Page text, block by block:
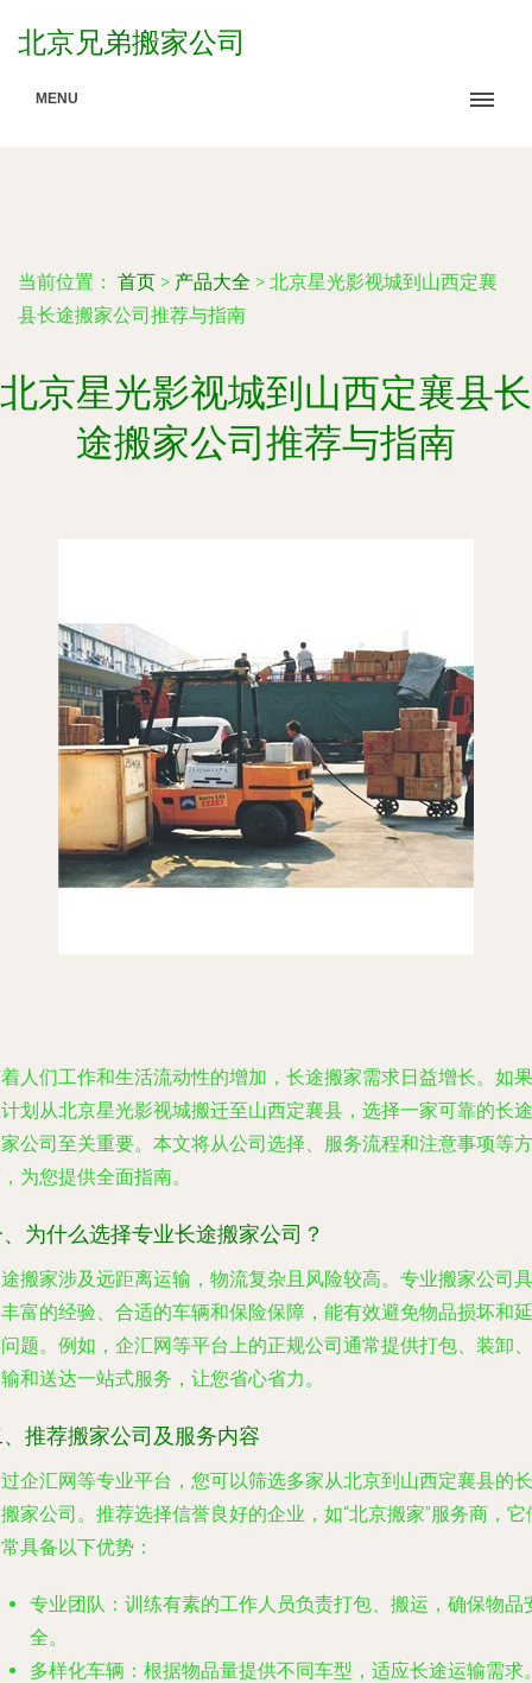
北京兄弟搬家公司
MENU
当前位置： 首页 > 产品大全 > 北京星光影视城到山西定襄
县长途搬家公司推荐与指南
北京星光影视城到山西定襄县长
途搬家公司推荐与指南
人们工作和生活流动性的增加，长途搬家需求日益增长。如果
划从北京星光影视城搬迁至山西定襄县，选择一家可靠的长途
公司至关重要。本文将从公司选择、服务流程和注意事项等方
为您提供全面指南。
为什么选择专业长途搬家公司？
搬家涉及远距离运输，物流复杂且风险较高。专业搬家公司具
富的经验、合适的车辆和保险保障，能有效避免物品损坏和延
题。例如，企汇网等平台上的正规公司通常提供打包、装卸、
和送达一站式服务，让您省心省力。
推荐搬家公司及服务内容
企汇网等专业平台，您可以筛选多家从北京到山西定襄县的长
家公司。推荐选择信誉良好的企业，如“北京搬家”服务商，它
具备以下优势：
专业团队 ：训练有素的工作人员负责打包、搬运，确保物品
全。
多样化车辆 ：根据物品量提供不同车型，适应长途运输需求